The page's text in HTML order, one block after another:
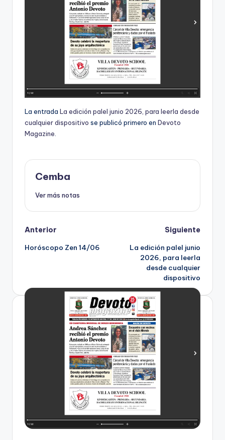
La entrada La edición palel junio 2026, para leerla desde
cualquier dispositivo se publicó primero en Devoto
Magazine.
Cemba
Ver más notas
Post
navigation
Anterior
Horóscopo Zen 14/06
Siguiente
La edición palel junio
2026, para leerla
desde cualquier
dispositivo